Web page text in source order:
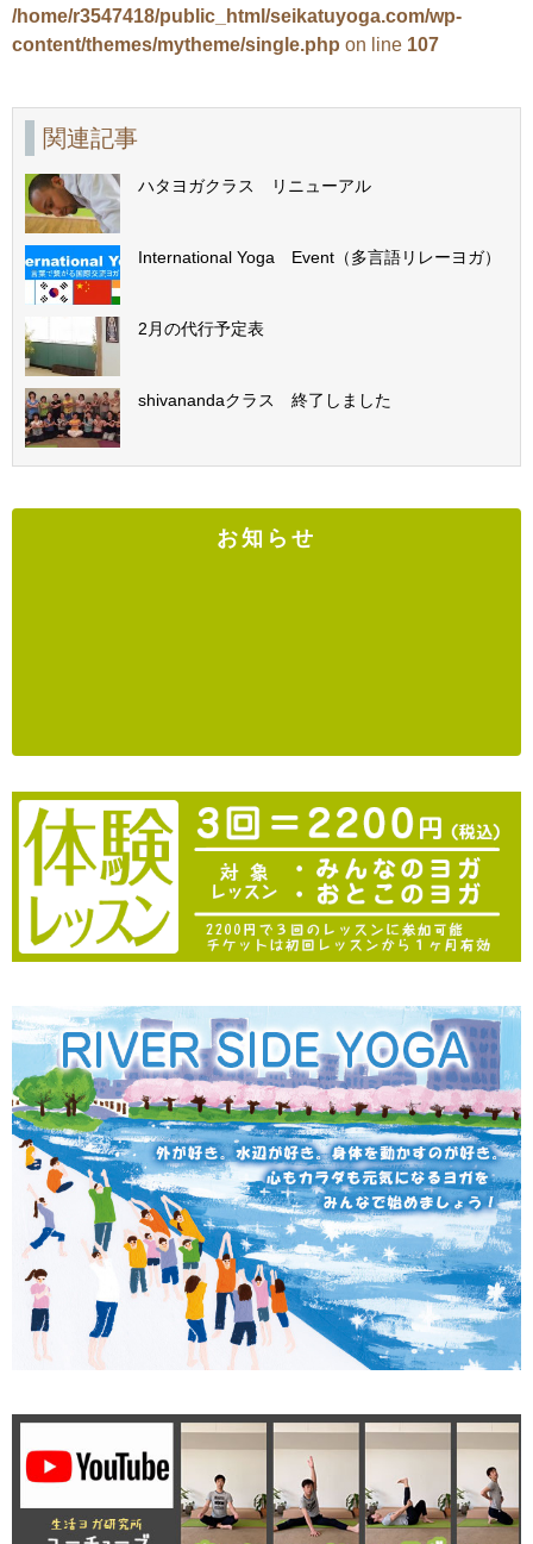
/home/r3547418/public_html/seikatuyoga.com/wp-
content/themes/mytheme/single.php on line 107
関連記事
ハタヨガクラス リニューアル
International Yoga Event（多言語リレーヨガ）
2月の代行予定表
shivanandaクラス 終了しました
お知らせ